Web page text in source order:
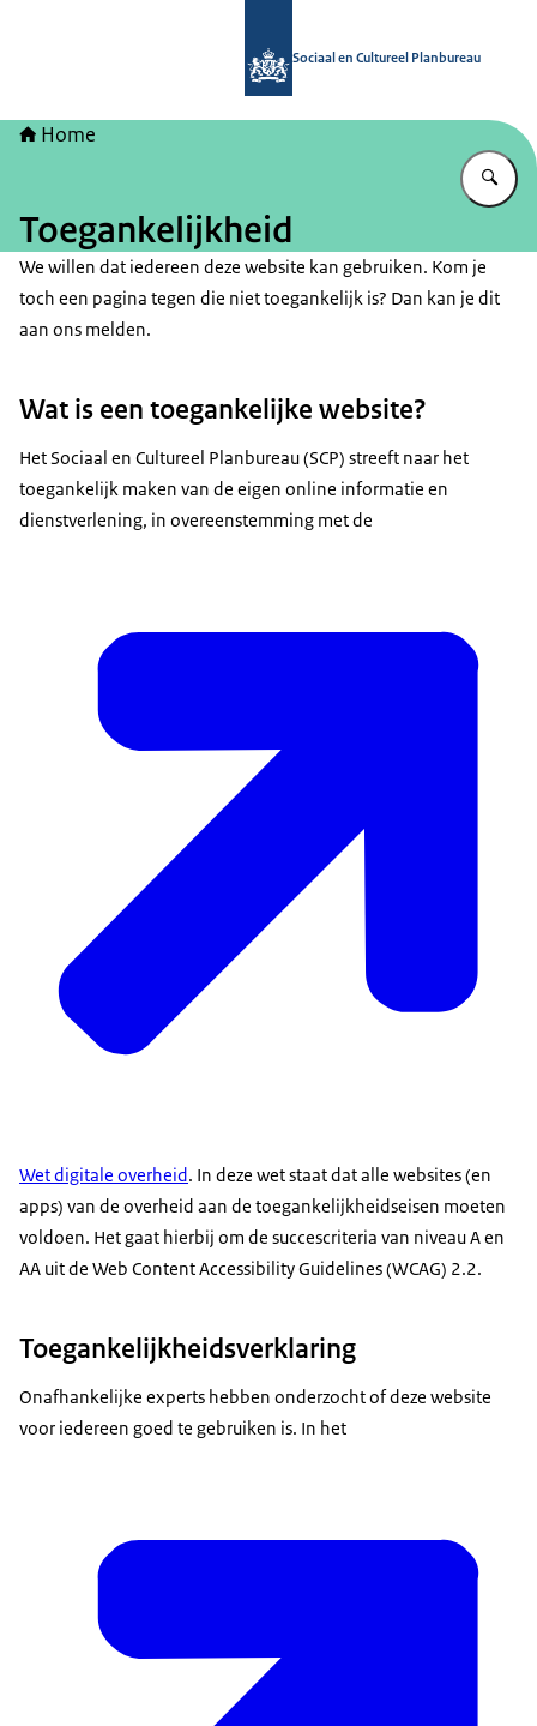
Sociaal en Cultureel Planbureau
Home
Toegankelijkheid
We willen dat iedereen deze website kan gebruiken. Kom je
toch een pagina tegen die niet toegankelijk is? Dan kan je dit
aan ons melden.
Wat is een toegankelijke website?
Het Sociaal en Cultureel Planbureau (SCP) streeft naar het
toegankelijk maken van de eigen online informatie en
dienstverlening, in overeenstemming met de
Wet digitale overheid. In deze wet staat dat alle websites (en
apps) van de overheid aan de toegankelijkheidseisen moeten
voldoen. Het gaat hierbij om de succescriteria van niveau A en
AA uit de Web Content Accessibility Guidelines (WCAG) 2.2.
Toegankelijkheidsverklaring
Onafhankelijke experts hebben onderzocht of deze website
voor iedereen goed te gebruiken is. In het